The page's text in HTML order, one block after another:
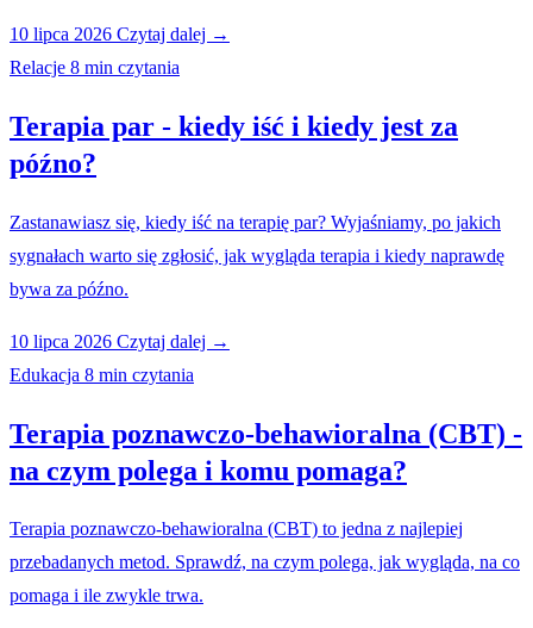
10 lipca 2026 Czytaj dalej →
Relacje 8 min czytania
Terapia par - kiedy iść i kiedy jest za
późno?
Zastanawiasz się, kiedy iść na terapię par? Wyjaśniamy, po jakich
sygnałach warto się zgłosić, jak wygląda terapia i kiedy naprawdę
bywa za późno.
10 lipca 2026 Czytaj dalej →
Edukacja 8 min czytania
Terapia poznawczo-behawioralna (CBT) -
na czym polega i komu pomaga?
Terapia poznawczo-behawioralna (CBT) to jedna z najlepiej
przebadanych metod. Sprawdź, na czym polega, jak wygląda, na co
pomaga i ile zwykle trwa.